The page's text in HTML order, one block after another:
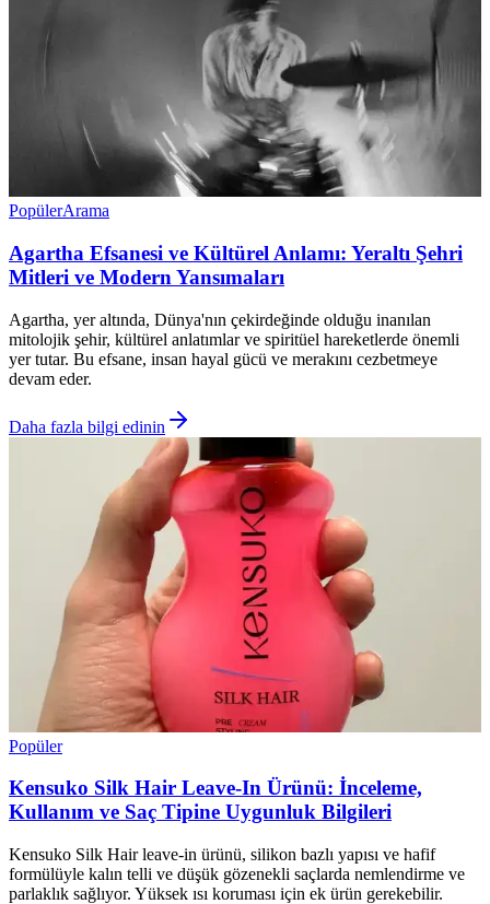
PopülerArama
Agartha Efsanesi ve Kültürel Anlamı: Yeraltı Şehri
Mitleri ve Modern Yansımaları
Agartha, yer altında, Dünya'nın çekirdeğinde olduğu inanılan
mitolojik şehir, kültürel anlatımlar ve spiritüel hareketlerde önemli
yer tutar. Bu efsane, insan hayal gücü ve merakını cezbetmeye
devam eder.
Daha fazla bilgi edinin
Popüler
Kensuko Silk Hair Leave-In Ürünü: İnceleme,
Kullanım ve Saç Tipine Uygunluk Bilgileri
Kensuko Silk Hair leave-in ürünü, silikon bazlı yapısı ve hafif
formülüyle kalın telli ve düşük gözenekli saçlarda nemlendirme ve
parlaklık sağlıyor. Yüksek ısı koruması için ek ürün gerekebilir.